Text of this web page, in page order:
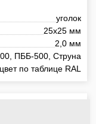
уголок
25х25 мм
2,0 мм
ПББ-500, Струна
по таблице RAL